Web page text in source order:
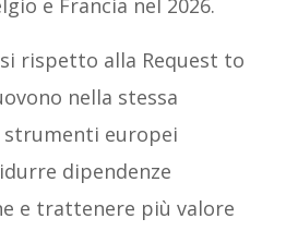
e Francia nel 2026.
rispetto alla Request to
nella stessa
europei
dipendenze
e trattenere più valore